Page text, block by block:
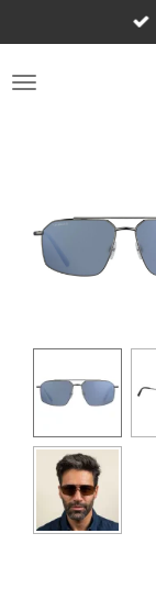
direct
naar